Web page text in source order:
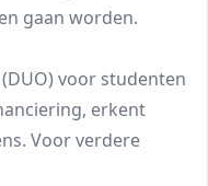
gaan worden.
voor studenten
erkent
Voor verdere